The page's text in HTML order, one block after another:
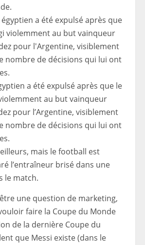
a été expulsé après que le
au but vainqueur
pour l’Argentine, visiblement
nombre de décisions qui lui ont
mais le football est
l’entraîneur brisé dans une
le match.
une question de marketing,
faire la Coupe du Monde
de la dernière Coupe du
que Messi existe (dans le